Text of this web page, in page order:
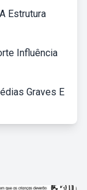
Estrutura
Influência
Graves E